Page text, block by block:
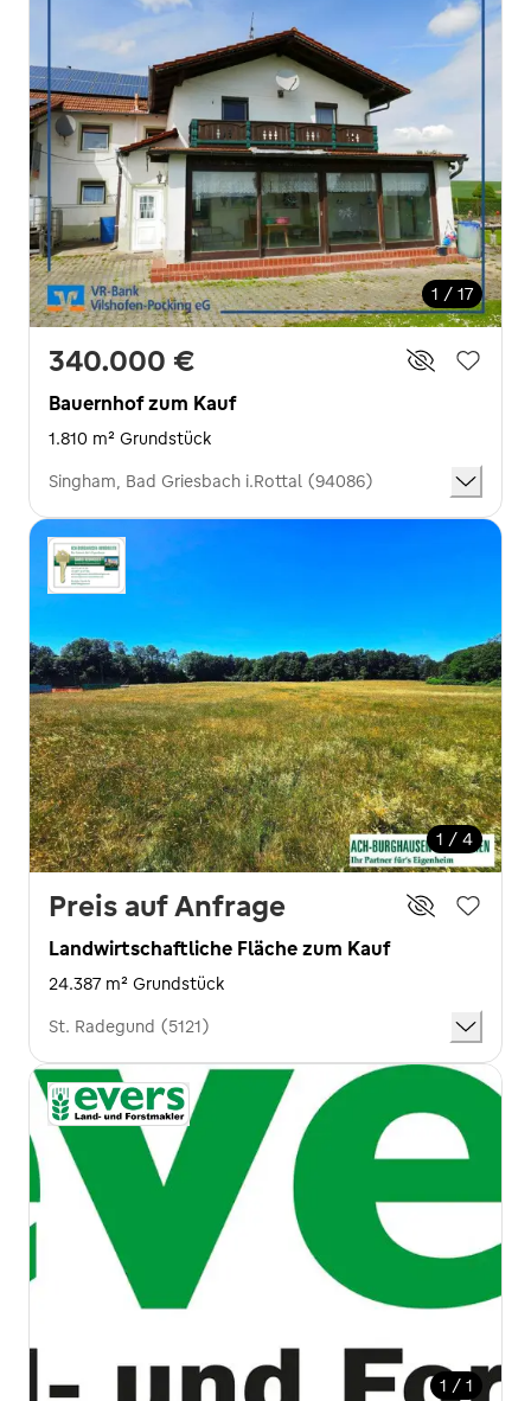
1 / 17
340.000 €
Bauernhof zum Kauf
1.810 m² Grundstück
Singham, Bad Griesbach i.Rottal (94086)
1 / 4
Preis auf Anfrage
Landwirtschaftliche Fläche zum Kauf
24.387 m² Grundstück
St. Radegund (5121)
1 / 1